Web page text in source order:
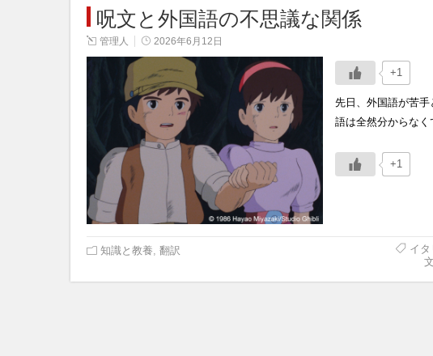
呪文と外国語の不思議な関係
管理人 2026年6月12日
+1
先日、外国語が苦
語は全然分からなく
+1
知識と教養 翻訳 イ
文